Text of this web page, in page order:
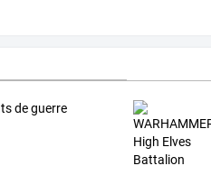
de guerre